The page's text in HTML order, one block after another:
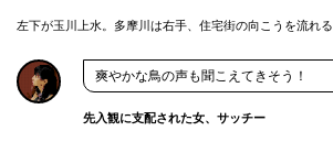
左下が玉川上水。多摩川は右手、住宅街の向こうを流れる
爽やかな鳥の声も聞こえてきそう！
先入観に支配された女、サッチー